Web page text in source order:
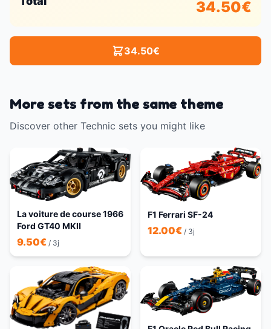
34.50€
34.50€
More sets from the same theme
Discover other Technic sets you might like
La voiture de course 1966
Ford GT40 MKII
9.50€ / 3j
F1 Ferrari SF-24
12.00€ / 3j